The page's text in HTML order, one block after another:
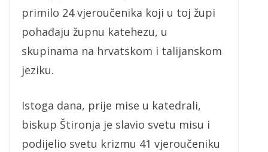
primilo 24 vjeroučenika koji u toj župi
pohađaju župnu katehezu, u
skupinama na hrvatskom i talijanskom
jeziku.
Istoga dana, prije mise u katedrali,
biskup Štironja je slavio svetu misu i
podijelio svetu krizmu 41 vjeroučeniku